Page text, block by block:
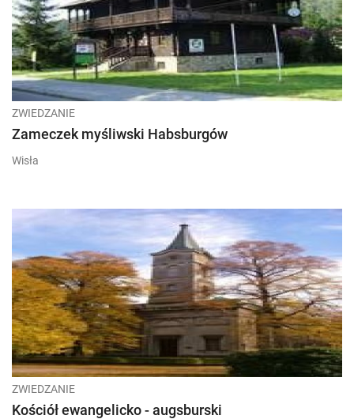
ZWIEDZANIE
Zameczek myśliwski Habsburgów
Wisła
ZWIEDZANIE
Kościół ewangelicko - augsburski